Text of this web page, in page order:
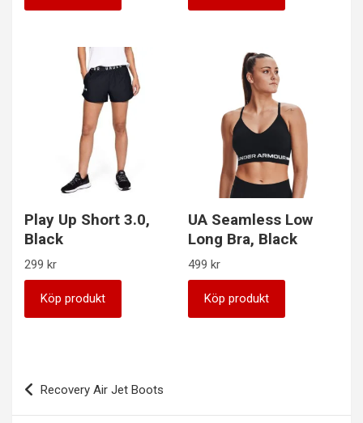
Play Up Short 3.0,
Black
299 kr
Köp produkt
UA Seamless Low
Long Bra, Black
499 kr
Köp produkt
Inläggsnavigering
Recovery Air Jet Boots